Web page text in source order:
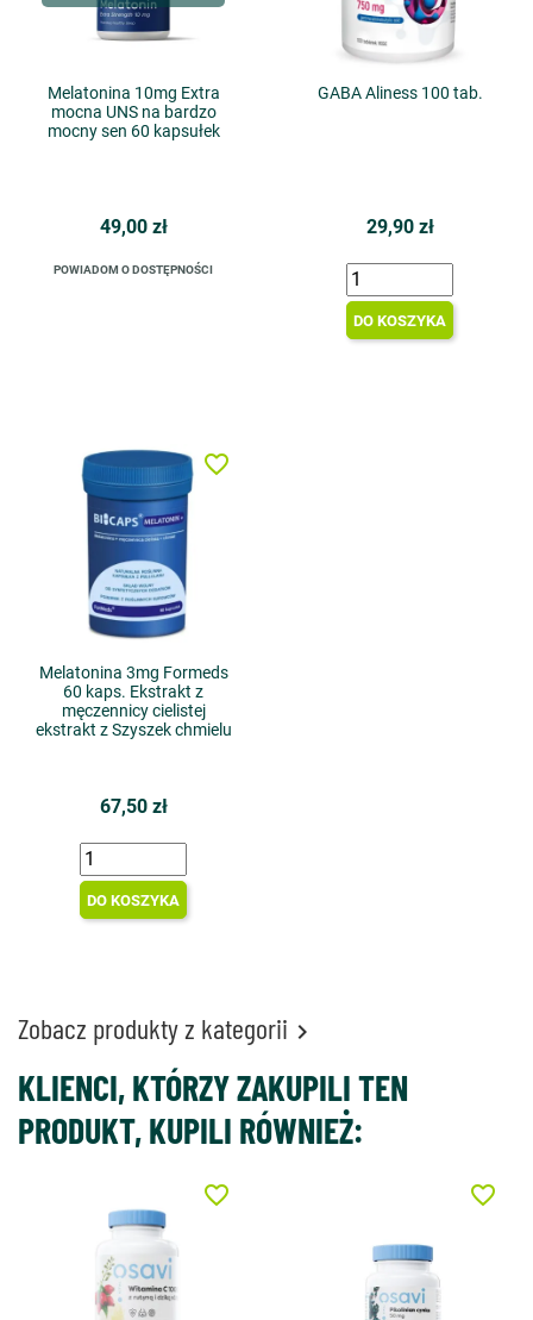
Melatonina 10mg Extra
mocna UNS na bardzo
mocny sen 60 kapsułek
49,00 zł
POWIADOM O DOSTĘPNOŚCI
GABA Aliness 100 tab.
29,90 zł
DO KOSZYKA
Melatonina 3mg Formeds
60 kaps. Ekstrakt z
męczennicy cielistej
ekstrakt z Szyszek chmielu
67,50 zł
DO KOSZYKA
favorite_border
Zobacz produkty z kategorii 
KLIENCI, KTÓRZY ZAKUPILI TEN
PRODUKT, KUPILI RÓWNIEŻ:
favorite_border favorite_border